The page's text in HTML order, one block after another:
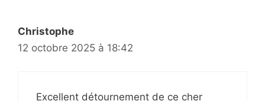
Christophe
12 octobre 2025 à 18:42
Excellent détournement de ce cher